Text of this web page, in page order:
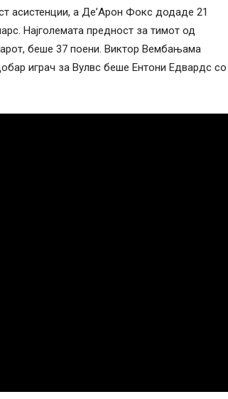
асистенции, а Де’Арон Фокс додаде 21
Најголемата предност за тимот од
беше 37 поени. Виктор Вембањама
играч за Вулвс беше Ентони Едвардс со